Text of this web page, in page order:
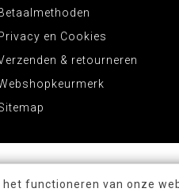
en Cookies
& retourneren
functioneren van onze